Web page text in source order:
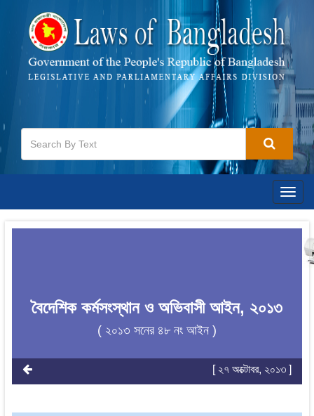
বৈদেশিক কর্মসংস্থান ও অভিবাসী আইন, ২০১৩
( ২০১৩ সনের ৪৮ নং আইন )
[ ২৭ অক্টোবর, ২০১৩ ]